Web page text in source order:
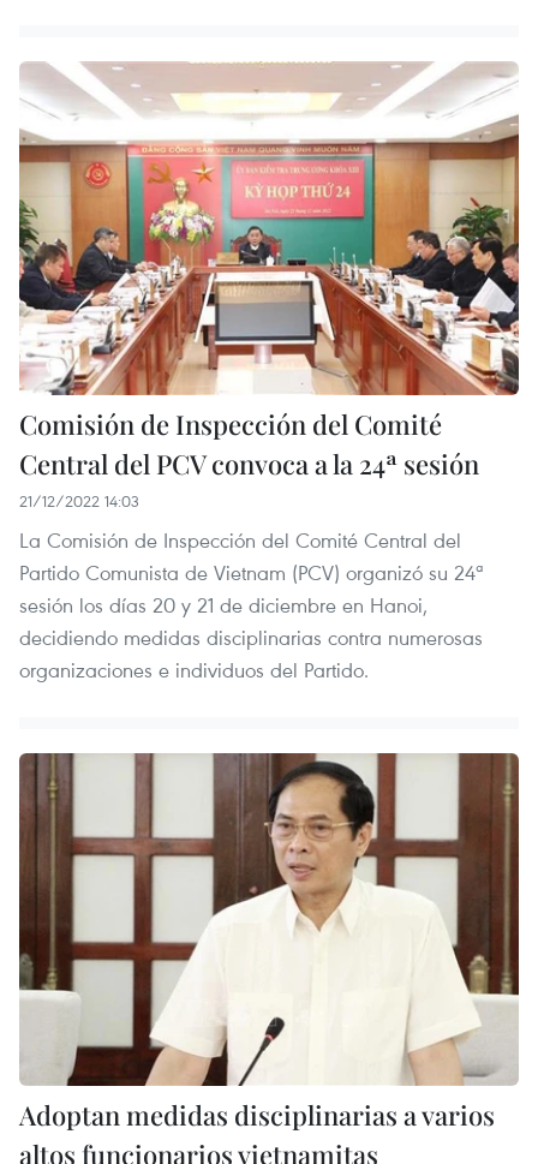
Comisión de Inspección del Comité
Central del PCV convoca a la 24ª sesión
21/12/2022 14:03
La Comisión de Inspección del Comité Central del
Partido Comunista de Vietnam (PCV) organizó su 24ª
sesión los días 20 y 21 de diciembre en Hanoi,
decidiendo medidas disciplinarias contra numerosas
organizaciones e individuos del Partido.
Adoptan medidas disciplinarias a varios
altos funcionarios vietnamitas